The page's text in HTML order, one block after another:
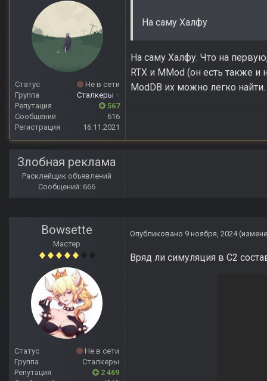
Статус
Не в сети
Группа
Сталкеры +
Репутация
567
Сообщений
616
Регистрация
16.11.2021
На саму Халфу
На саму Халфу. Что на
RTX и MMod (он есть также
ModDB их можно легко найти.
Злобная реклама
Расклейщик объявлений
Сообщений: 666
Bowsette
Мастер
Статус
Не в сети
Группа
Сталкеры
Репутация
2 469
Опубликовано 9 ноября, 2024
Вряд ли симуляция в С2